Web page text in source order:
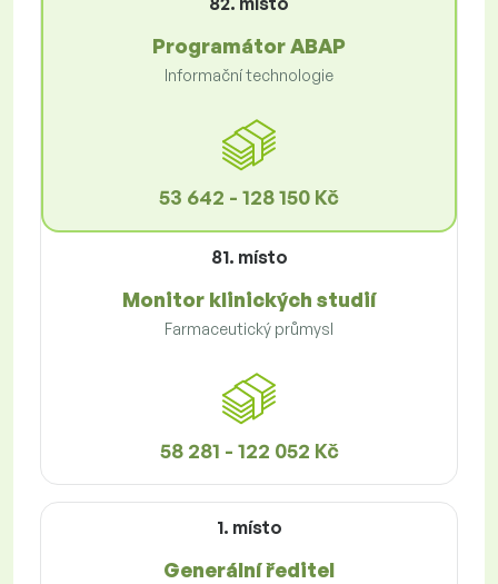
Programátor ABAP
Informační technologie
53 642 - 128 150 Kč
81. místo
Monitor klinických studií
Farmaceutický průmysl
58 281 - 122 052 Kč
1. místo
Generální ředitel